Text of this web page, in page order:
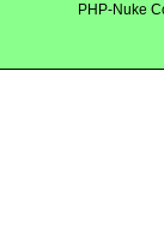
PHP-Nuke